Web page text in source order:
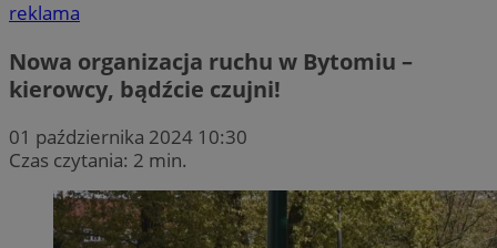
reklama
Nowa organizacja ruchu w Bytomiu –
kierowcy, bądźcie czujni!
01 października 2024 10:30
Czas czytania: 2 min.